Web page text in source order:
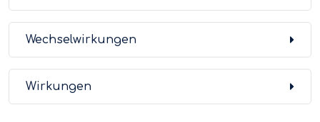
Wechselwirkungen
Wirkungen